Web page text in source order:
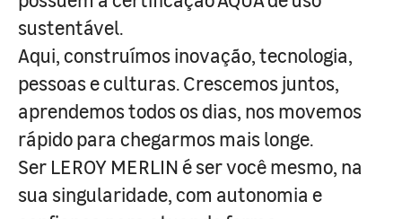
sustentável.
Aqui, construímos inovação, tecnologia,
pessoas e culturas. Crescemos juntos,
aprendemos todos os dias, nos movemos
rápido para chegarmos mais longe.
Ser LEROY MERLIN é ser você mesmo, na
sua singularidade, com autonomia e